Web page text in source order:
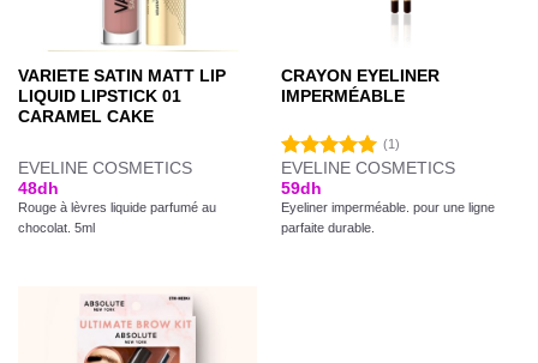
VARIETE SATIN MATT LIP
LIQUID LIPSTICK 01
CARAMEL CAKE
EVELINE COSMETICS
48dh
Rouge à lèvres liquide parfumé au
chocolat. 5ml
CRAYON EYELINER
IMPERMÉABLE
Note5.00
sur 5
(1)
EVELINE COSMETICS
59dh
Eyeliner imperméable. pour une ligne
parfaite durable.